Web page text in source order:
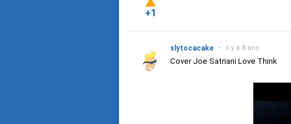
+1
slytocacake • il y a 8 ans
Cover Joe Satriani Love Think